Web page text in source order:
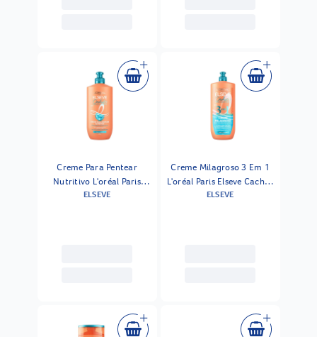
Creme Para Pentear
Nutritivo L'oréal Paris
Elseve Cachos Longos Dos
ELSEVE
Creme Milagroso 3 Em 1
L'oréal Paris Elseve Cachos
Longos Dos Sonhos 500ml
ELSEVE